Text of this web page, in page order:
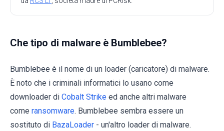
Che tipo di malware è Bumblebee?
Bumblebee è il nome di un loader (caricatore) di malware.
È noto che i criminali informatici lo usano come
downloader di Cobalt Strike ed anche altri malware
come ransomware. Bumblebee sembra essere un
sostituto di BazaLoader - un'altro loader di malware.